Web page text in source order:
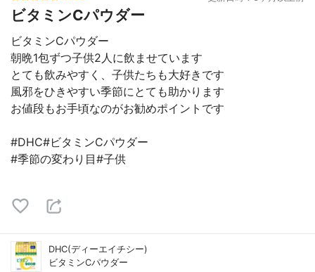
ビタミンCパウダー
ビタミンCパウダー
朝晩1包ずつ子供2人に飲ませています
とても飲みやすく、子供たちも大好きです
風邪をひきやすい季節にとても助かります
お値段もお手頃なのがお勧めポイントです
#DHC#ビタミンCパウダー
#季節の変わり目#子供
DHC(ディーエイチシー)
ビタミンCパウダー